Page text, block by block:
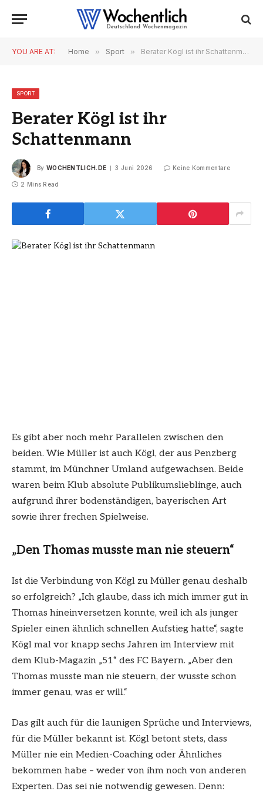
YOU ARE AT: Home » Sport » Berater Kögl ist ihr Schattenmann
SPORT
Berater Kögl ist ihr
Schattenmann
By WOCHENTLICH.DE 3 Juni 2026 Keine Kommentare
2 Mins Read
Es gibt aber noch mehr Parallelen zwischen den
beiden. Wie Müller ist auch Kögl, der aus Penzberg
stammt, im Münchner Umland aufgewachsen. Beide
waren beim Klub absolute Publikumslieblinge, auch
aufgrund ihrer bodenständigen, bayerischen Art
sowie ihrer frechen Spielweise.
„Den Thomas musste man nie steuern“
Ist die Verbindung von Kögl zu Müller genau deshalb
so erfolgreich? „Ich glaube, dass ich mich immer gut in
Thomas hineinversetzen konnte, weil ich als junger
Spieler einen ähnlich schnellen Aufstieg hatte“, sagte
Kögl mal vor knapp sechs Jahren im Interview mit
dem Klub-Magazin „51“ des FC Bayern. „Aber den
Thomas musste man nie steuern, der wusste schon
immer genau, was er will.“
Das gilt auch für die launigen Sprüche und Interviews,
für die Müller bekannt ist. Kögl betont stets, dass
Müller nie ein Medien-Coaching oder Ähnliches
bekommen habe – weder von ihm noch von anderen
Experten. Das sei nie notwendig gewesen. Denn: